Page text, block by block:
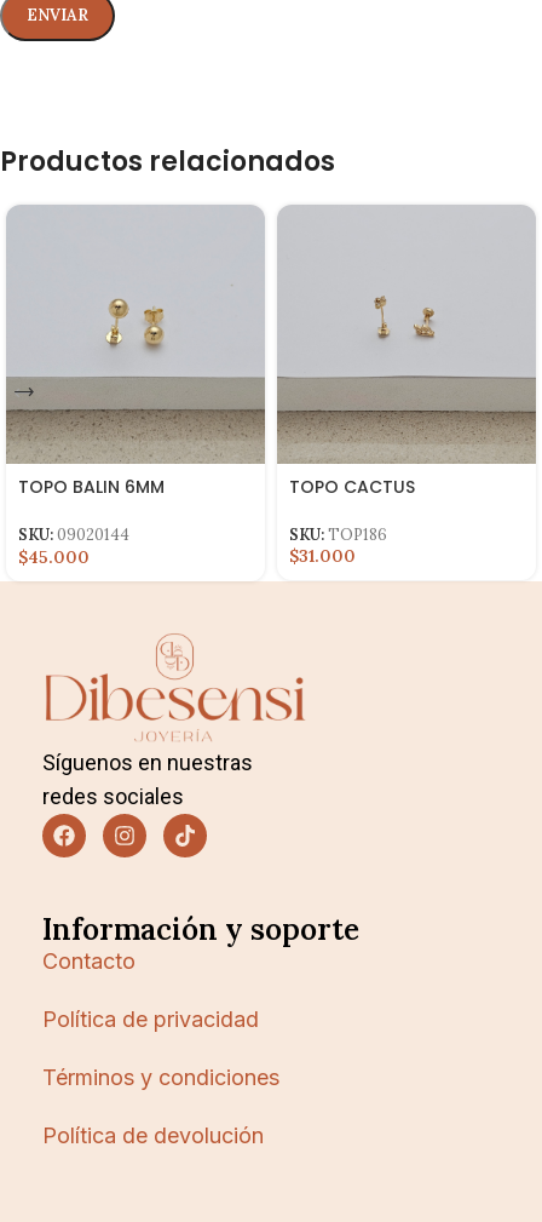
Productos relacionados
TOPO BALIN 6MM
SKU:09020144
$45.000
TOPO CACTUS
SKU:TOP186
$31.000
Síguenos en nuestras
redes sociales
Información y soporte
Contacto
Política de privacidad
Términos y condiciones
Política de devolución